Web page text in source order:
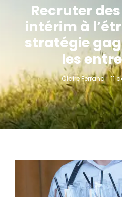
Recruter
intérim à
stratégie
les
Claire Ferrand 11